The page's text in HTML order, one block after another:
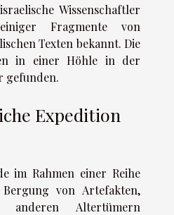
Wissenschaftler
Fragmente von
Texten bekannt. Die
in einer Höhle in der
gefunden.
Expedition
im Rahmen einer Reihe
von Artefakten,
Altertümern